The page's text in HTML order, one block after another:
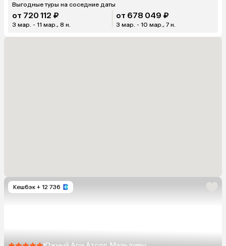
Выгодные туры на соседние даты
от 720 112 ₽
3 мар. - 11 мар., 8 н.
от 678 049 ₽
3 мар. - 10 мар., 7 н.
Кешбэк + 12 736